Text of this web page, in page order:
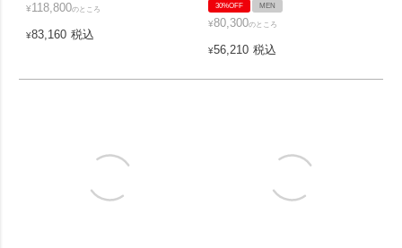
¥118,800のところ
¥83,160 税込
30%OFF MEN
¥80,300のところ
¥56,210 税込